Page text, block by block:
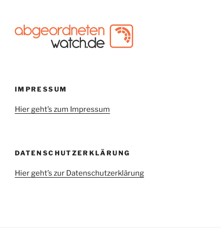
IMPRESSUM
Hier geht’s zum Impressum
DATENSCHUTZERKLÄRUNG
Hier geht’s zur Datenschutzerklärung